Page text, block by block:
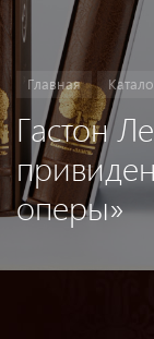
Главная
Гастон
оперы»